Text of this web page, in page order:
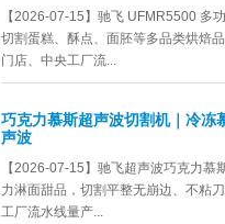
【2026-07-15】驰飞 UFMR5500 多
切割蛋糕、酥点、面胚等多品类烘焙
门店、中央工厂流...
巧克力慕斯超声波切割机｜冷冻
声波
【2026-07-15】驰飞超声波巧克力
力淋面甜品，切割平整无崩边、不粘
工厂流水线量产...